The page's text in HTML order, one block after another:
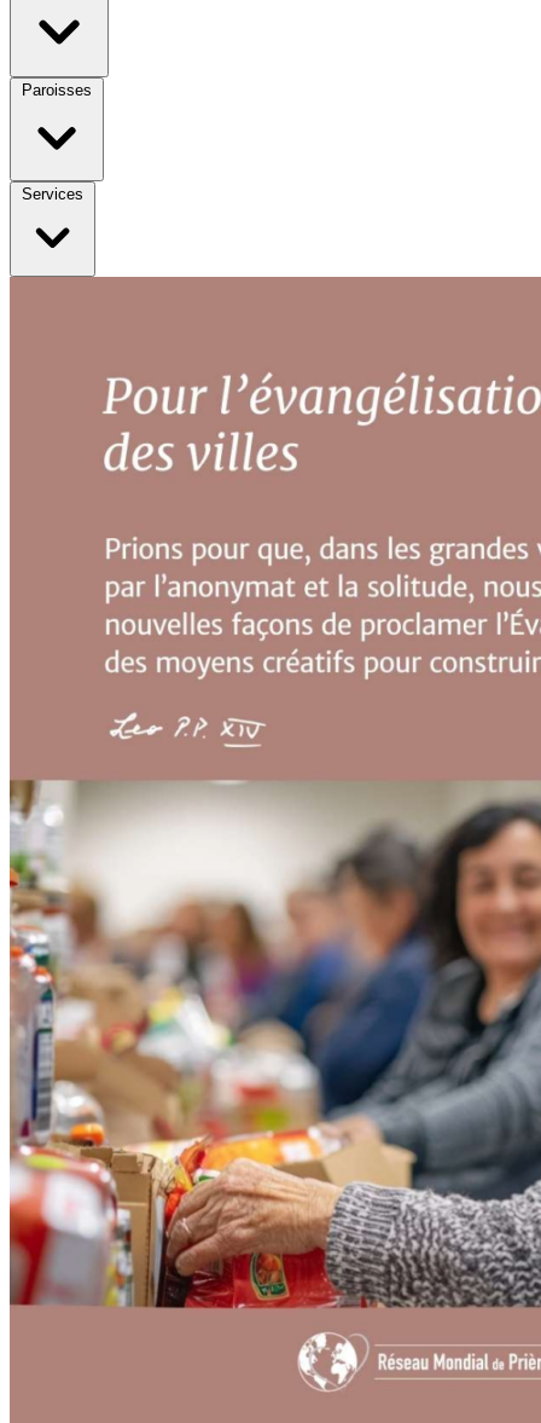
Paroisses
Services